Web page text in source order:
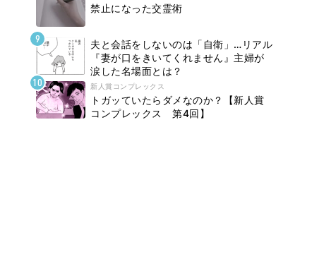
禁止になった交霊術
夫と会話をしないのは「自衛」…リアル
『妻が口をきいてくれません』主婦が
涙した名場面とは？
新人賞コンプレックス
トガッていたらダメなのか？【新人賞
コンプレックス 第4回】